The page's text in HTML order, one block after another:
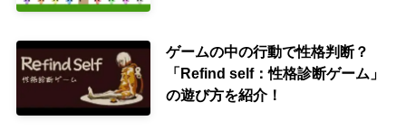
ゲームの中の行動で性格判断？
「Refind self：性格診断ゲーム」
の遊び方を紹介！